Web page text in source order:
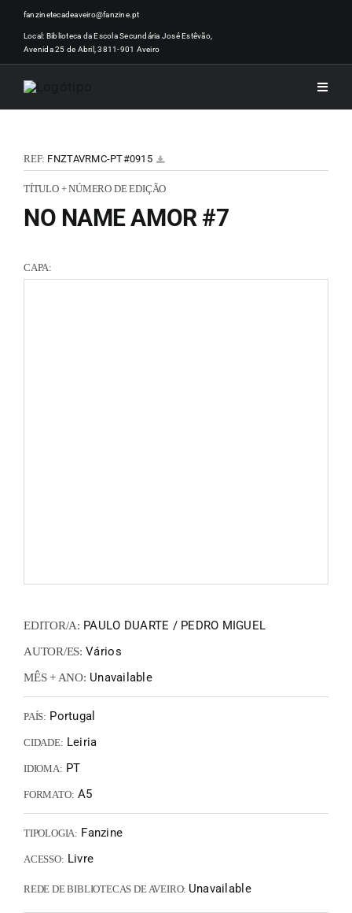
Skip
content
fanzinetecadeaveiro@fanzine.pt
Local: Biblioteca da Escola Secundária José Estêvão,
Avenida 25 de Abril, 3811-901 Aveiro
Toggle
REF: FNZTAVRMC-PT#0915
TÍTULO + NÚMERO DE EDIÇÃO
NO NAME AMOR #7
CAPA:
EDITOR/A: PAULO DUARTE / PEDRO MIGUEL
AUTOR/ES: Vários
MÊS + ANO: Unavailable
PAÍS: Portugal
CIDADE: Leiria
IDIOMA: PT
FORMATO: A5
TIPOLOGIA: Fanzine
ACESSO: Livre
REDE DE BIBLIOTECAS DE AVEIRO: Unavailable